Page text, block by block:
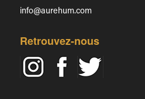
info@aurehum.com
Retrouvez-nous